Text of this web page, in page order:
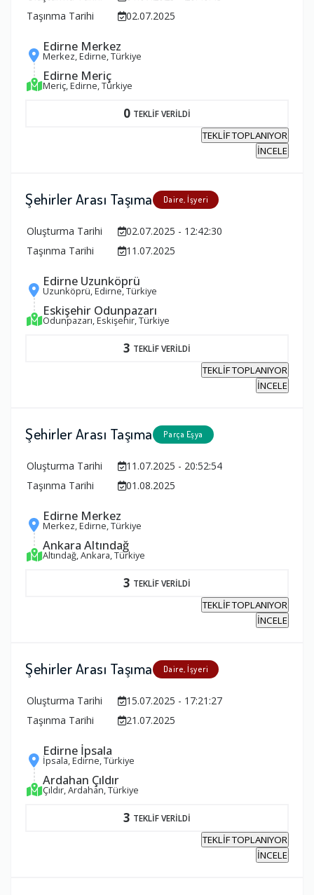
Taşınma Tarihi
02.07.2025
Edirne Merkez
Merkez, Edirne, Türkiye
Edirne Meriç
Meriç, Edirne, Türkiye
0 TEKLİF VERİLDİ
TEKLİF TOPLANIYOR
İNCELE
Şehirler Arası Taşıma Daire, İşyeri
Oluşturma Tarihi
02.07.2025 - 12:42:30
Taşınma Tarihi
11.07.2025
Edirne Uzunköprü
Uzunköprü, Edirne, Türkiye
Eskişehir Odunpazarı
Odunpazarı, Eskişehir, Türkiye
3 TEKLİF VERİLDİ
TEKLİF TOPLANIYOR
İNCELE
Şehirler Arası Taşıma Parça Eşya
Oluşturma Tarihi
11.07.2025 - 20:52:54
Taşınma Tarihi
01.08.2025
Edirne Merkez
Merkez, Edirne, Türkiye
Ankara Altındağ
Altındağ, Ankara, Türkiye
3 TEKLİF VERİLDİ
TEKLİF TOPLANIYOR
İNCELE
Şehirler Arası Taşıma Daire, İşyeri
Oluşturma Tarihi
15.07.2025 - 17:21:27
Taşınma Tarihi
21.07.2025
Edirne İpsala
İpsala, Edirne, Türkiye
Ardahan Çıldır
Çıldır, Ardahan, Türkiye
3 TEKLİF VERİLDİ
TEKLİF TOPLANIYOR
İNCELE